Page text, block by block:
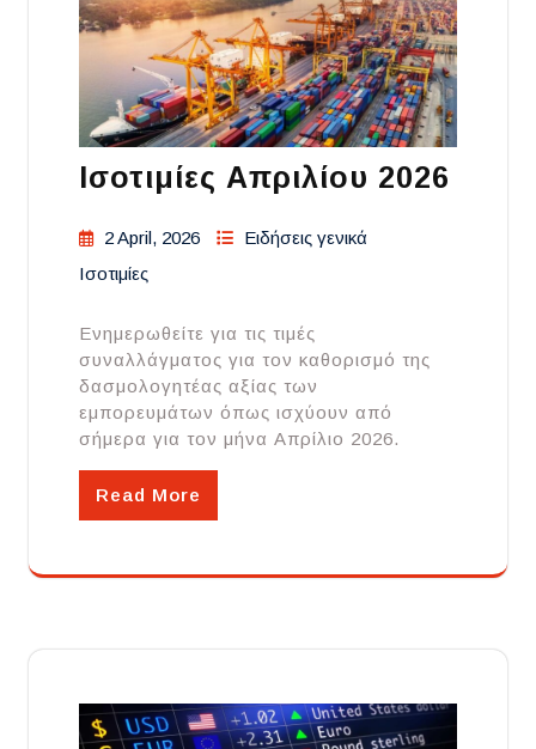
Ισοτιμίες Απριλίου 2026
2 April, 2026
Ειδήσεις γενικά
Ισοτιμίες
Ενημερωθείτε για τις τιμές
συναλλάγματος για τον καθορισμό της
δασμολογητέας αξίας των
εμπορευμάτων όπως ισχύουν από
σήμερα για τον μήνα Απρίλιο 2026.
Read More